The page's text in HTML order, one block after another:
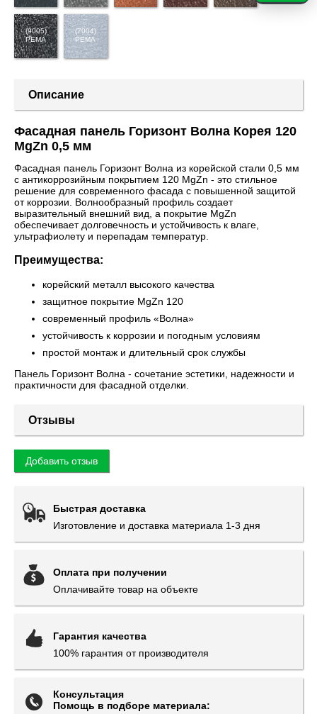
(9005)
PEMA
(7004)
PEMA
Описание
Фасадная панель Горизонт Волна Корея 120
MgZn 0,5 мм
Фасадная панель Горизонт Волна из корейской стали 0,5 мм
с антикоррозийным покрытием 120 MgZn - это стильное
решение для современного фасада с повышенной защитой
от коррозии. Волнообразный профиль создает
выразительный внешний вид, а покрытие MgZn
обеспечивает долговечность и устойчивость к влаге,
ультрафиолету и перепадам температур.
Преимущества:
корейский металл высокого качества
защитное покрытие MgZn 120
современный профиль «Волна»
устойчивость к коррозии и погодным условиям
простой монтаж и длительный срок службы
Панель Горизонт Волна - сочетание эстетики, надежности и
практичности для фасадной отделки.
Отзывы
Добавить отзыв
Быстрая доставка
Изготовление и доставка материала 1-3 дня
Оплата при получении
Оплачивайте товар на объекте
Гарантия качества
100% гарантия от производителя
Консультация
Помощь в подборе материала: